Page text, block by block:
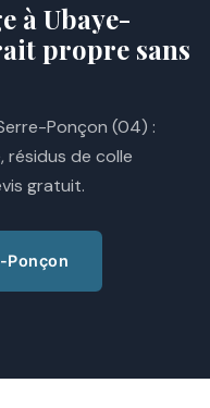
à Ubaye-
propre sans
Ponçon (04) :
résidus de colle
gratuit.
Ponçon